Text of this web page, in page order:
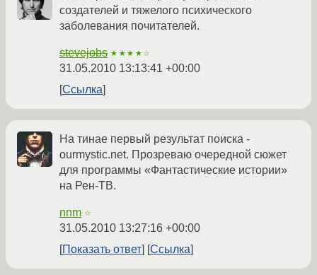
создателей и тяжелого психического
заболевания почитателей.
stevejobs ★★★★☆
31.05.2010 13:13:41 +00:00
Ссылка
На тинае первый результат поиска -
ourmystic.net. Прозреваю очередной сюжет
для программы «Фантастические истории»
на Рен-ТВ.
nnm ☆
31.05.2010 13:27:16 +00:00
Показать ответ
Ссылка